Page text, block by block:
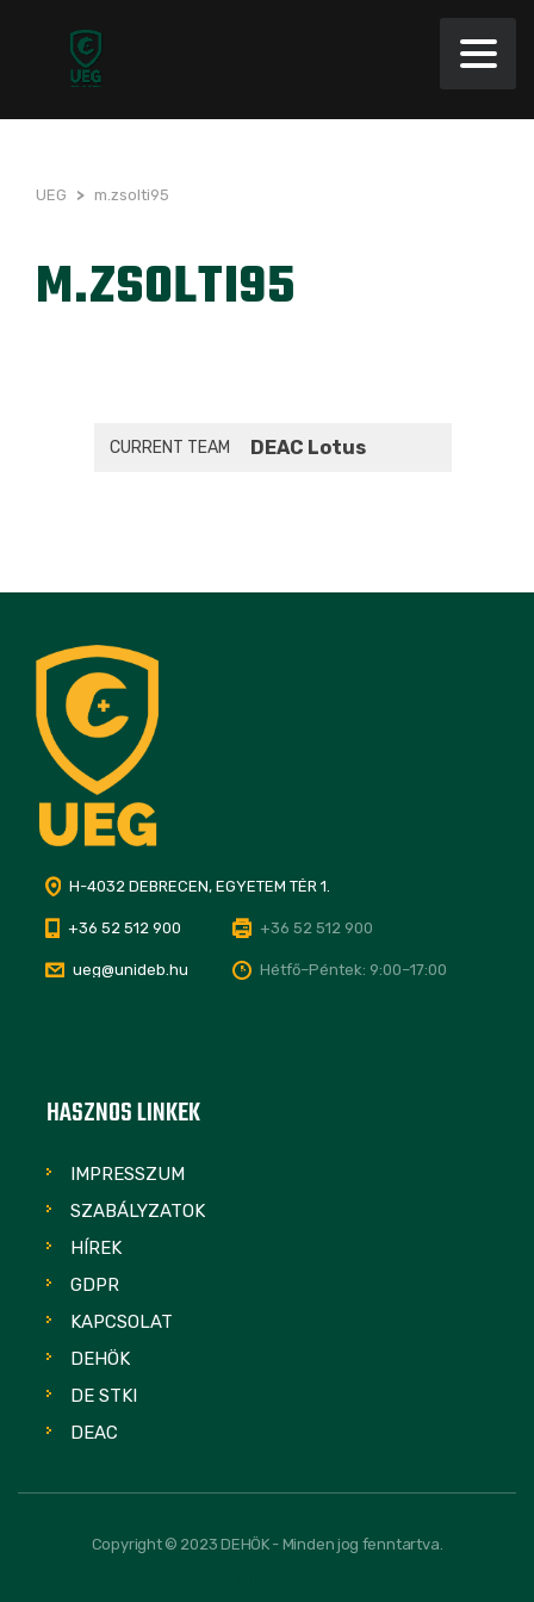
UEG > m.zsolti95
M.ZSOLTI95
CURRENT TEAM DEAC Lotus
H-4032 DEBRECEN, EGYETEM TÉR 1.
+36 52 512 900 +36 52 512 900
ueg@unideb.hu Hétfő–Péntek: 9:00–17:00
HASZNOS LINKEK
IMPRESSZUM
SZABÁLYZATOK
HÍREK
GDPR
KAPCSOLAT
DEHÖK
DE STKI
DEAC
Copyright © 2023 DEHÖK - Minden jog fenntartva.